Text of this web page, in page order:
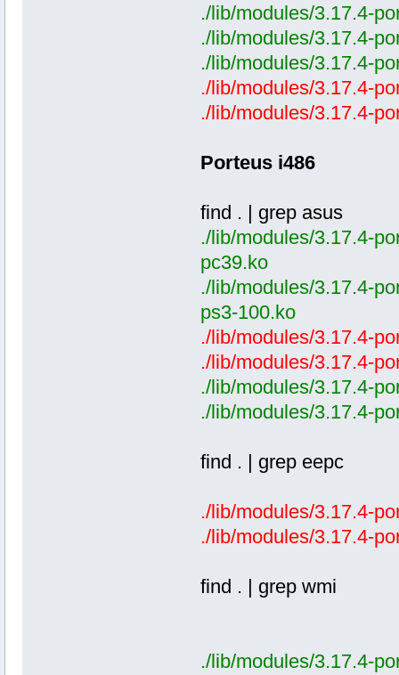
./lib/modules/3.17.4-
./lib/modules/3.17.4-
./lib/modules/3.17.4-
./lib/modules/3.17.4-
./lib/modules/3.17.4-
Porteus i486
find . | grep asus
./lib/modules/3.17.4-
pc39.ko
./lib/modules/3.17.4-
ps3-100.ko
./lib/modules/3.17.4-
./lib/modules/3.17.4-
./lib/modules/3.17.4-
./lib/modules/3.17.4-
find . | grep eepc
./lib/modules/3.17.4-
./lib/modules/3.17.4-
find . | grep wmi
./lib/modules/3.17.4-